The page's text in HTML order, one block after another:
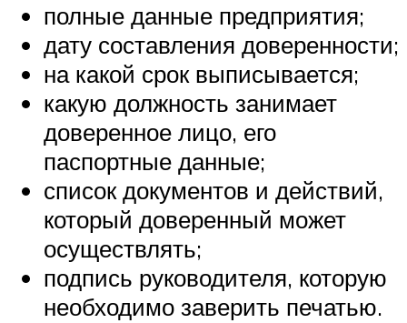
полные данные предприятия;
дату составления доверенности;
на какой срок выписывается;
какую должность занимает
доверенное лицо, его
паспортные данные;
список документов и действий,
который доверенный может
осуществлять;
подпись руководителя, которую
необходимо заверить печатью.